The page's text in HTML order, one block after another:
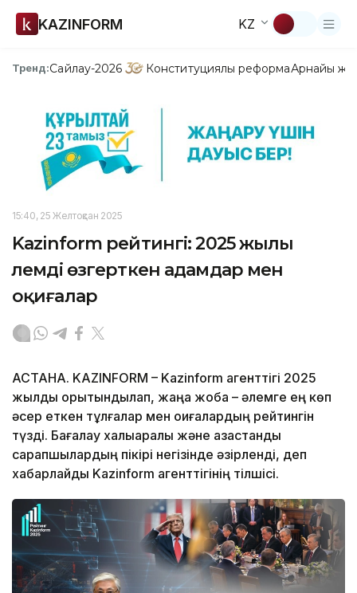
KAZINFORM KZ
Тренд:Сайлау-2026 Конституциялық реформаАрнайы
15:40, 25 Желтоқсан 2025
Kazinform рейтингі: 2025 жылы
әлемді өзгерткен адамдар мен
оқиғалар
АСТАНА. KAZINFORM – Kazinform агенттігі 2025
жылды қорытындылап, жаңа жоба – әлемге ең көп
әсер еткен тұлғалар мен оқиғалардың рейтингін
түзді. Бағалау халықаралық және қазақстандық
сарапшылардың пікірі негізінде әзірленді, деп
хабарлайды Kazinform агенттігінің тілшісі.